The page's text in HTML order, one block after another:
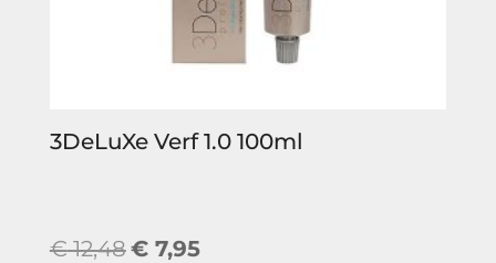
3DeLuXe Verf 1.0 100ml
€12,48Oorspronkelijke
€7,95Huidige